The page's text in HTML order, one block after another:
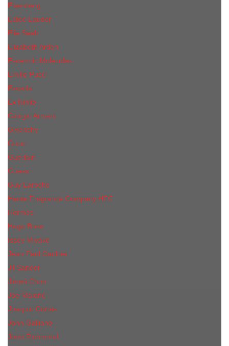
Eisenberg
Еsteе Lаudеr
Elie Saab
Elizabeth Arden
Escentric Molecules
Emilio Pucci
Escada
Ex Nihilo
Giorgio Armani
Givenchy
Gucci
Guerlain
Guess
Guy Laroche
Haute Fragrance Company HFC
Hermes
Hugo Boss
Issey Miyake
Jean Paul Gaultier
Jil Sander
Jimmi Choo
Jое Malоnе
Joaquin Cortes
John Galliano
John Richmond